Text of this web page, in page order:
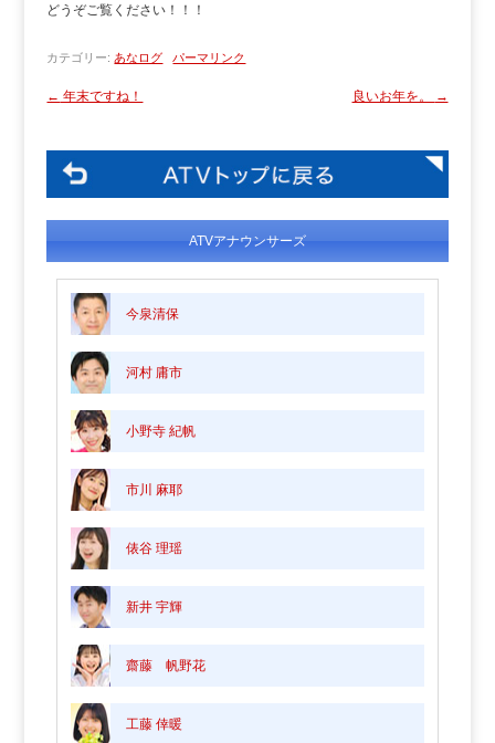
どうぞご覧ください！！！
カテゴリー: あなログ パーマリンク
← 年末ですね！ 良いお年を。 →
ATVアナウンサーズ
今泉清保
河村 庸市
小野寺 紀帆
市川 麻耶
俵谷 理瑶
新井 宇輝
齋藤 帆野花
工藤 倖暖